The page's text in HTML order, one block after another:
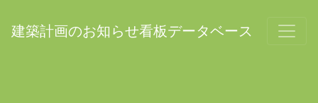
建築計画のお知らせ看板データベース